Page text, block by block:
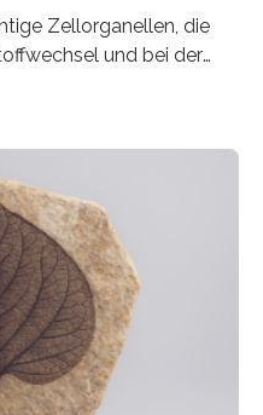
Zellorganellen, die
und bei der
Enzyme präzise in
Prof. Dr. Ralf Erdmann
nun einen bislang
des
in der Bäckerhefe
der für die
entscheidend ist. Die
2025 in der